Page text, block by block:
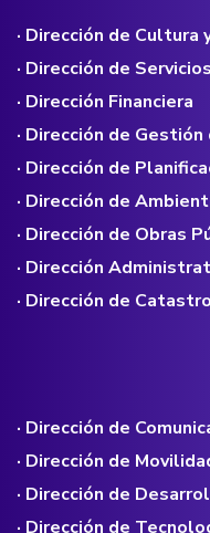
· Dirección de Cultura
· Dirección de
· Dirección Financiera
· Dirección de
· Dirección de
· Dirección de
· Dirección de Obras
· Dirección
· Dirección de
· Dirección de
· Dirección de
· Dirección de
· Dirección de